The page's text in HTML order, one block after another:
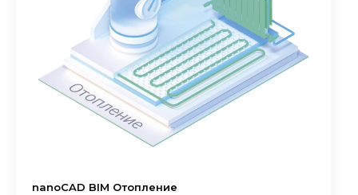
nanoCAD BIM Отопление